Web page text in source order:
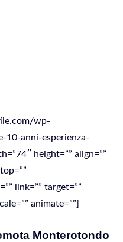
wp-
anni-esperienza-
height=”” align=””
link=”” target=””
animate=””]
Monterotondo